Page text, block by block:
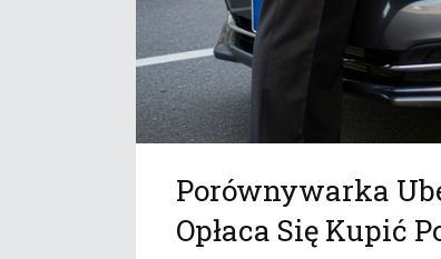
Porównywarka
Opłaca Się Kupić